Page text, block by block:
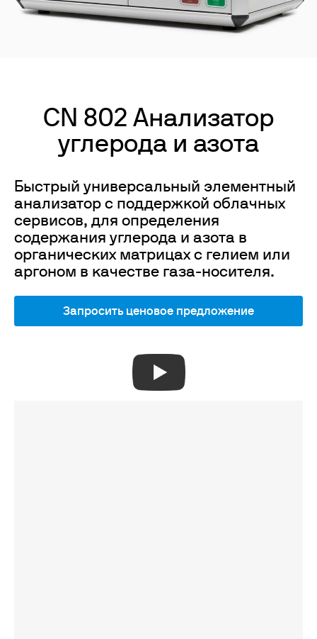
CN 802 Анализатор
углерода и азота
Быстрый универсальный элементный
анализатор с поддержкой облачных
сервисов, для определения
содержания углерода и азота в
органических матрицах с гелием или
аргоном в качестве газа-носителя.
Запросить ценовое предложение